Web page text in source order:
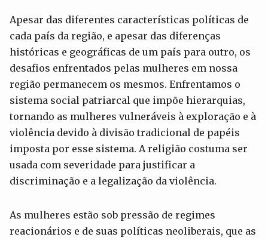
Apesar das diferentes características políticas de
cada país da região, e apesar das diferenças
históricas e geográficas de um país para outro, os
desafios enfrentados pelas mulheres em nossa
região permanecem os mesmos. Enfrentamos o
sistema social patriarcal que impõe hierarquias,
tornando as mulheres vulneráveis ​​à exploração e à
violência devido à divisão tradicional de papéis
imposta por esse sistema. A religião costuma ser
usada com severidade para justificar a
discriminação e a legalização da violência.
As mulheres estão sob pressão de regimes
reacionários e de suas políticas neoliberais, que as